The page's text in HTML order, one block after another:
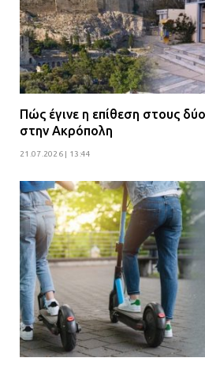
Πώς έγινε η επίθεση στους
στην Ακρόπολη
21.07.2026 | 13:44